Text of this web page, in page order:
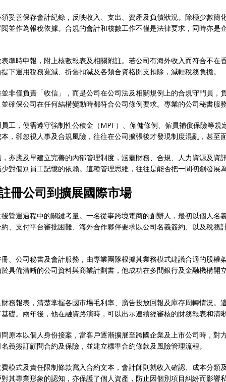
妥善保存會計紀錄，反映收入、支出、資產及負債狀況。除極少數簡
並作為報稅依據。合規的會計和核數工作不僅是法律要求，同時亦是
準時申報，附上核數報表及相關附註。若公司有海外收入而符合不在
下運用稅務寬減、折舊扣減及各類合資格開支扣除，減輕稅務負擔。
非僅負責「收信」，而是公司在公司法及相關規例上的合規守門員，
確保公司在任何結構變動時都符合公司條例要求。專業的公司秘書服
工，便需遵守強制性公積金（MPF）、僱傭條例、僱員補償保險等
，卻忽視人事及合規風險，往往在公司擴張後才發現制度混亂，甚至
亦應及早建立完善的內部管理制度，涵蓋財務、合規、人力資源及資
對個別員工記憶的依賴。這種管理思維，往往是能否把一間初創發展
冊公司到擴展國際市場
營運過程中的關鍵考量。一名從事跨境電商的創辦人，最初以個人名
、支付平台審批困難、海外合作夥伴要求以公司名義簽約、以及稅務
、公司秘書及會計服務，由專業團隊根據其業務模式建議合適的股權
具備清晰的公司資料與商業計劃書，他成功在多間銀行及金融機構開
務報表，清楚掌握各國市場毛利率、廣告投放回報及庫存周轉情況。
礎。兩年後，他在融資路演時，可以出示連續經審核的財務報表和清
原本以個人身份接案，當客戶逐漸擴展至跨國企業及上市公司時，對
義簽訂顧問合約及保險，並建立標準合約條款及風險管理流程。
模式及責任限制條款寫入合約文本，會計師則就收入確認、成本分類
其專業形象的認知，亦保護了個人資產，防止因個別項目糾紛而影響